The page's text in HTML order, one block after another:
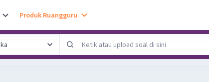
Produk Ruangguru